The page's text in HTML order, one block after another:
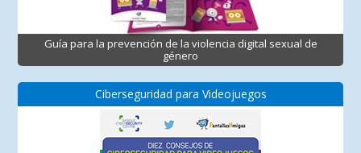
Guía para la prevención de la violencia digital sexual de
género
Ciberseguridad para Videojuegos